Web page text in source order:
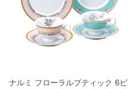
ナルミ フローラルブティック 6ピ